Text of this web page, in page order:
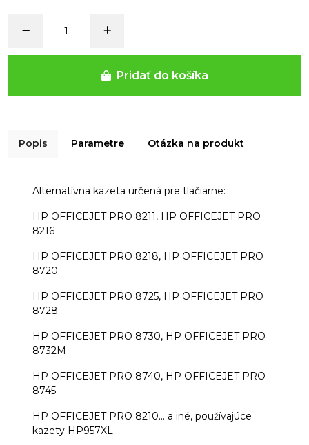
Pridať do košíka
Popis Parametre Otázka na produkt
Alternatívna kazeta určená pre tlačiarne:
HP OFFICEJET PRO 8211, HP OFFICEJET PRO
8216
HP OFFICEJET PRO 8218, HP OFFICEJET PRO
8720
HP OFFICEJET PRO 8725, HP OFFICEJET PRO
8728
HP OFFICEJET PRO 8730, HP OFFICEJET PRO
8732M
HP OFFICEJET PRO 8740, HP OFFICEJET PRO
8745
HP OFFICEJET PRO 8210... a iné, používajúce
kazety HP957XL